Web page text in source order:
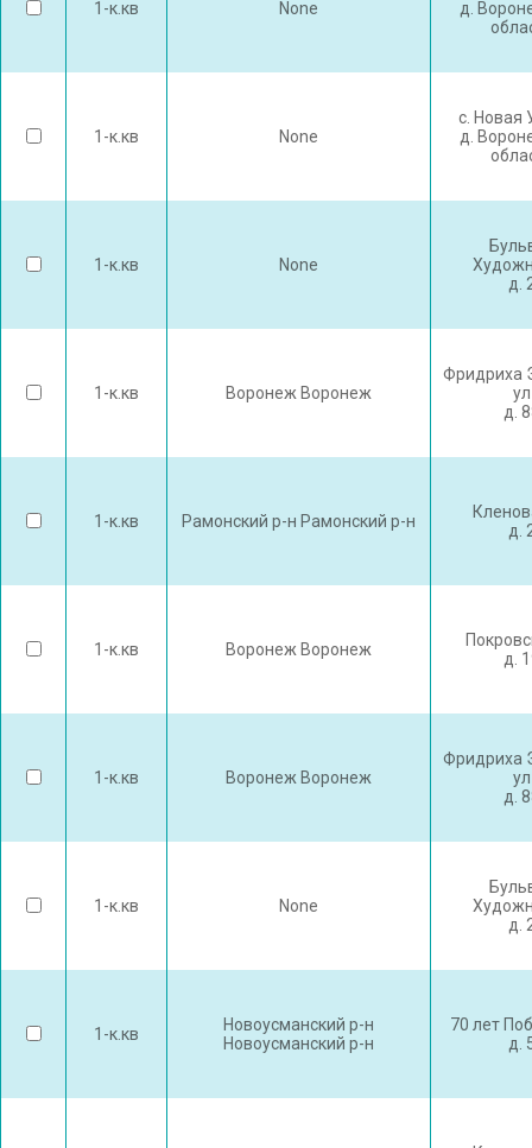
1-к.кв None
д.
1-к.кв None
с. Новая
д.
1-к.кв None
д.
1-к.кв Воронеж Воронеж
Фридриха
ул
д.
1-к.кв Рамонский р-н Рамонский р-н
д.
1-к.кв Воронеж Воронеж
д.
1-к.кв Воронеж Воронеж
Фридриха
ул
д.
1-к.кв None
д.
1-к.кв
Новоусманский р-н
Новоусманский р-н
70 лет
д.